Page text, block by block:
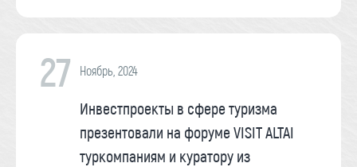
27 Ноябрь, 2024
Инвестпроекты в сфере туризма
презентовали на форуме VISIT ALTAI
туркомпаниям и куратору из